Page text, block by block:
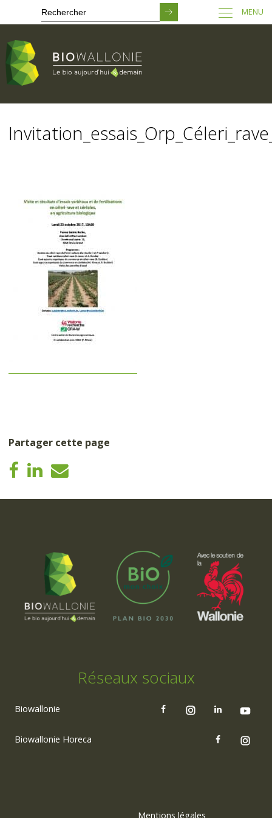
contenu
principal
MENU
Partager cette page
Réseaux sociaux
Biowallonie
Biowallonie Horeca
Mentions légales